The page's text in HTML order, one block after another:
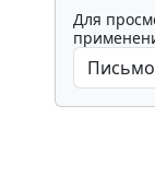
Для